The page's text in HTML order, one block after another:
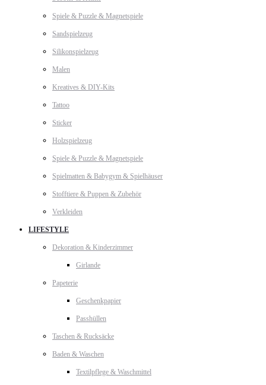
Spiele & Puzzle & Magnetspiele
Sandspielzeug
Silikonspielzeug
Malen
Kreatives & DIY-Kits
Tattoo
Sticker
Holzspielzeug
Spiele & Puzzle & Magnetspiele
Spielmatten & Babygym & Spielhäuser
Stofftiere & Puppen & Zubehör
Verkleiden
LIFESTYLE
Dekoration & Kinderzimmer
Girlande
Papeterie
Geschenkpapier
Passhüllen
Taschen & Rucksäcke
Baden & Waschen
Textilpflege & Waschmittel